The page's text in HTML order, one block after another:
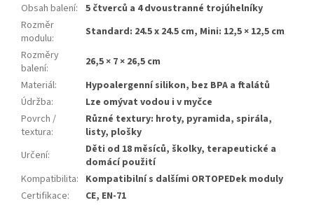
Obsah balení: 5 čtverců a 4 dvoustranné trojúhelníky
Rozměr
modulu:
Standard: 24.5 x 24.5 cm, Mini: 12,5 × 12,5 cm
Rozměry
balení:
26,5 × 7 × 26,5 cm
Materiál:
Hypoalergenní silikon, bez BPA a ftalátů
Údržba:
Lze omývat vodou i v myčce
Povrch /
textura:
Různé textury: hroty, pyramida, spirála,
listy, plošky
Určení:
Děti od 18 měsíců, školky, terapeutické a
domácí použití
Kompatibilita: Kompatibilní s dalšími ORTOPEDek moduly
Certifikace: CE, EN-71